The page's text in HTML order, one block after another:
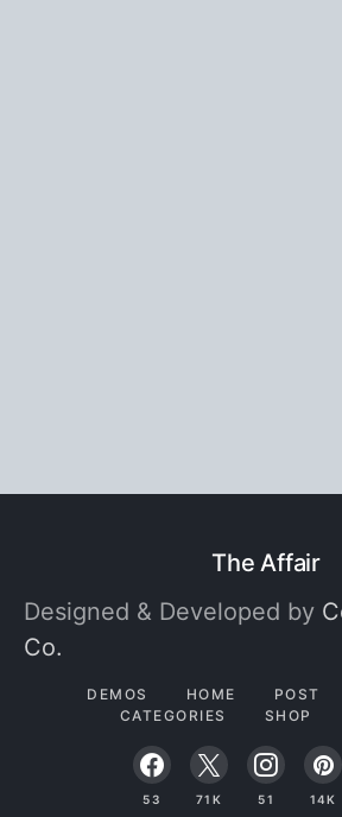
The Affair
DEMOS HOME POST
CATEGORIES
SHOP
Designed & Developed by
Co.
53 71K 51 14K